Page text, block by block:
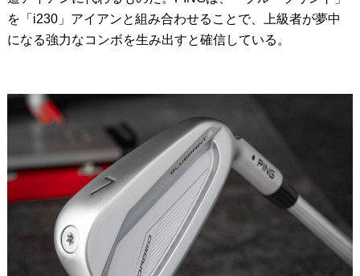
を「i230」アイアンと組み合わせることで、上級者が夢中
になる強力なコンボを生み出すと確信している。